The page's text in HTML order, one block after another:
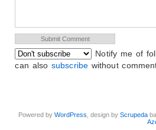
Notify me of
can also subscribe without
Powered byWordPress , design byScrupeda